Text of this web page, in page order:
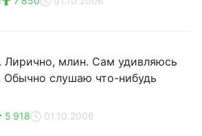
Лирично, млин. Сам удивляюсь
Обычно слушаю что-нибудь
5 918 01.10.2006